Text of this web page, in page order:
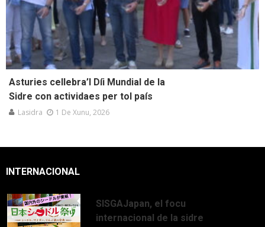
Asturies cellebra’l Díi Mundial de la
Sidre con actividaes per tol país
Lasidra 1 De Xunu, 2026
INTERNACIONAL
SISGAJapan, el focu
internacional de la sidre